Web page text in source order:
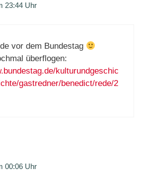
23:44 Uhr
vor dem Bundestag
überflogen:
kulturundgeschic
gastredner/benedict/rede/2
00:06 Uhr